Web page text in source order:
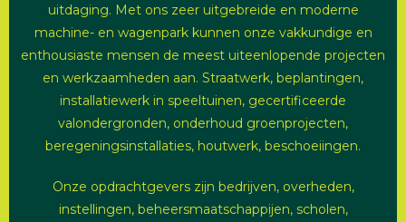
uitdaging. Met ons zeer uitgebreide en moderne
machine- en wagenpark kunnen onze vakkundige en
enthousiaste mensen de meest uiteenlopende projecten
en werkzaamheden aan. Straatwerk, beplantingen,
installatiewerk in speeltuinen, gecertificeerde
valondergronden, onderhoud groenprojecten,
beregeningsinstallaties, houtwerk, beschoeiingen.
Onze opdrachtgevers zijn bedrijven, overheden,
instellingen, beheersmaatschappijen, scholen,